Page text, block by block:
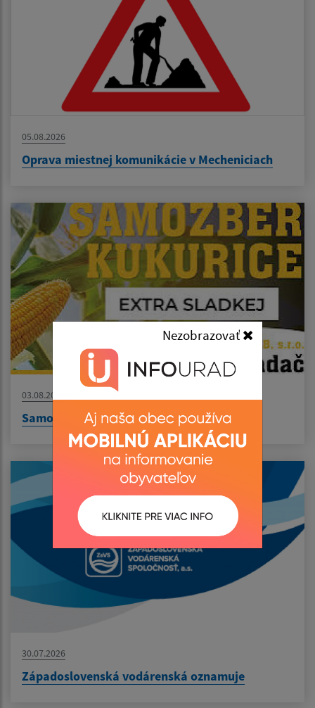
Nezobrazovať
05.08.2026
Oprava miestnej komunikácie v Mecheniciach
03.08.2026
Samozber lahôdkovej kukurice
30.07.2026
Západoslovenská vodárenská oznamuje